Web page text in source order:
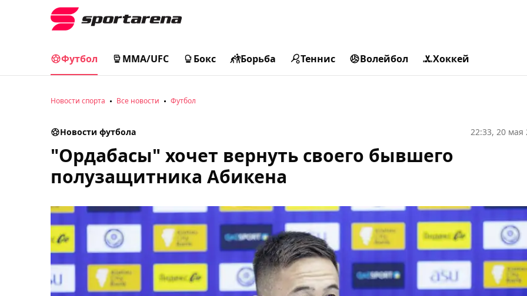
Футбол MMA/UFC Бокс Борьба Теннис Волейбол Хоккей
Новости спорта Все новости Футбол
Новости футбола 22:33, 20 мая
"Ордабасы" хочет вернуть своего бывшего
полузащитника Абикена